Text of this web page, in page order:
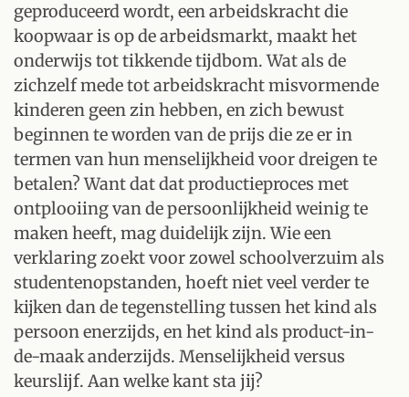
geproduceerd wordt, een arbeidskracht die
koopwaar is op de arbeidsmarkt, maakt het
onderwijs tot tikkende tijdbom. Wat als de
zichzelf mede tot arbeidskracht misvormende
kinderen geen zin hebben, en zich bewust
beginnen te worden van de prijs die ze er in
termen van hun menselijkheid voor dreigen te
betalen? Want dat dat productieproces met
ontplooiing van de persoonlijkheid weinig te
maken heeft, mag duidelijk zijn. Wie een
verklaring zoekt voor zowel schoolverzuim als
studentenopstanden, hoeft niet veel verder te
kijken dan de tegenstelling tussen het kind als
persoon enerzijds, en het kind als product-in-
de-maak anderzijds. Menselijkheid versus
keurslijf. Aan welke kant sta jij?